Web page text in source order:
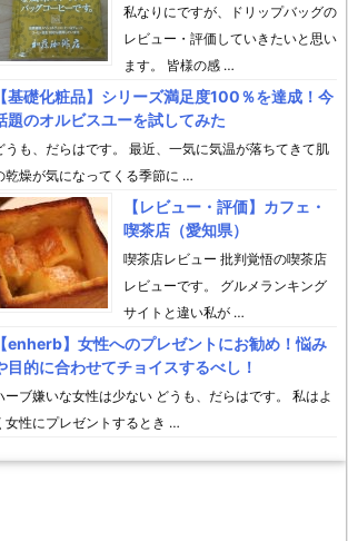
私なりにですが、ドリップバッグの
レビュー・評価していきたいと思い
ます。 皆様の感 …
【基礎化粧品】シリーズ満足度100％を達成！今
題のオルビスユーを試してみた
うも、だらはです。 最近、一気に気温が落ちてきて肌
乾燥が気になってくる季節に …
【レビュー・評価】カフェ・
喫茶店（愛知県）
喫茶店レビュー 批判覚悟の喫茶店
レビューです。 グルメランキング
サイトと違い私が …
【enherb】女性へのプレゼントにお勧め！悩み
目的に合わせてチョイスするべし！
ーブ嫌いな女性は少ない どうも、だらはです。 私はよ
女性にプレゼントするとき …